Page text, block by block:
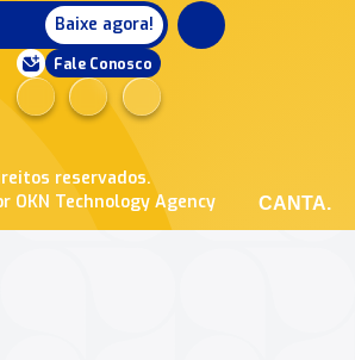
Baixe agora!
Fale Conosco
reservados.
OKN Technology Agency
CANTA.